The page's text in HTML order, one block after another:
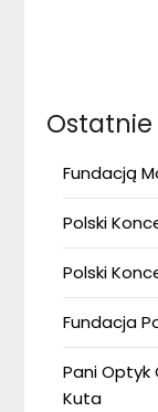
Fundacją
Polski
Polski
Fundacja
Pani
Kuta